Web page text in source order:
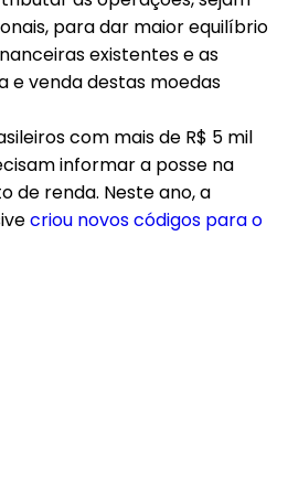
para dar maior equilíbrio
existentes e as
e venda destas moedas
com mais de R$ 5 mil
informar a posse na
de renda. Neste ano, a
criou novos códigos para o